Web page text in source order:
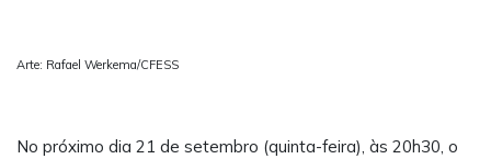
Arte: Rafael Werkema/CFESS
No próximo dia 21 de setembro (quinta-feira), às 20h30, o